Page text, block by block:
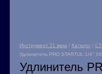
Инструмент 21 века / Каталог /
Удлинитель PRO STARTUL 1/4"
Удлинитель